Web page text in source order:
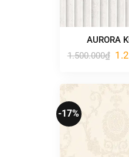
AURORA
1.500.000₫ Giá
-17%